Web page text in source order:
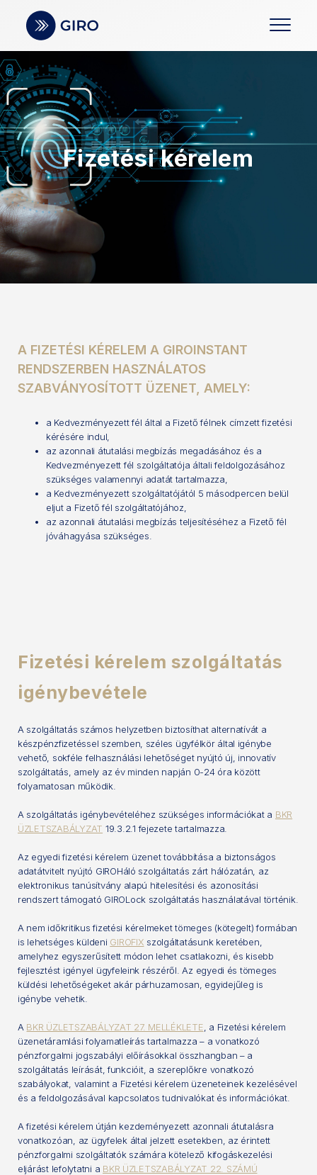
Fizetési kérelem
A FIZETÉSI KÉRELEM A GIROINSTANT
RENDSZERBEN HASZNÁLATOS
SZABVÁNYOSÍTOTT ÜZENET, AMELY:
a Kedvezményezett fél által a Fizető félnek címzett fizetési
kérésére indul,
az azonnali átutalási megbízás megadásához és a
Kedvezményezett fél szolgáltatója általi feldolgozásához
szükséges valamennyi adatát tartalmazza,
a Kedvezményezett szolgáltatójától 5 másodpercen belül
eljut a Fizető fél szolgáltatójához,
az azonnali átutalási megbízás teljesítéséhez a Fizető fél
jóváhagyása szükséges.
Fizetési kérelem szolgáltatás
igénybevétele
A szolgáltatás számos helyzetben biztosíthat alternatívát a
készpénzfizetéssel szemben, széles ügyfélkör által igénybe
vehető, sokféle felhasználási lehetőséget nyújtó új, innovatív
szolgáltatás, amely az év minden napján 0-24 óra között
folyamatosan működik.
A szolgáltatás igénybevételéhez szükséges információkat a BKR
ÜZLETSZABÁLYZAT 19.3.2.1 fejezete tartalmazza.
Az egyedi fizetési kérelem üzenet továbbítása a biztonságos
adatátvitelt nyújtó GIROHáló szolgáltatás zárt hálózatán, az
elektronikus tanúsítvány alapú hitelesítési és azonosítási
rendszert támogató GIROLock szolgáltatás használatával történik.
A nem időkritikus fizetési kérelmeket tömeges (kötegelt) formában
is lehetséges küldeni GIROFIX szolgáltatásunk keretében,
amelyhez egyszerűsített módon lehet csatlakozni, és kisebb
fejlesztést igényel ügyfeleink részéről. Az egyedi és tömeges
küldési lehetőségeket akár párhuzamosan, egyidejűleg is
igénybe vehetik.
A BKR ÜZLETSZABÁLYZAT 27. MELLÉKLETE , a Fizetési kérelem
üzenetáramlási folyamatleírás tartalmazza – a vonatkozó
pénzforgalmi jogszabályi előírásokkal összhangban – a
szolgáltatás leírását, funkcióit, a szereplőkre vonatkozó
szabályokat, valamint a Fizetési kérelem üzeneteinek kezelésével
és a feldolgozásával kapcsolatos tudnivalókat és információkat.
A fizetési kérelem útján kezdeményezett azonnali átutalásra
vonatkozóan, az ügyfelek által jelzett esetekben, az érintett
pénzforgalmi szolgáltatók számára kötelező kifogáskezelési
eljárást lefolytatni a BKR ÜZLETSZABÁLYZAT 22. SZÁMÚ